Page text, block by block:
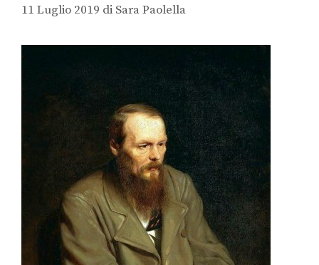
11 Luglio 2019 di Sara Paolella